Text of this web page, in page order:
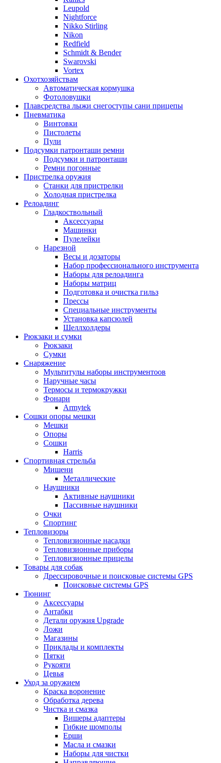
Leupold
Nightforce
Nikko Stirling
Nikon
Redfield
Schmidt & Bender
Swarovski
Vortex
Охотхозяйствам
Автоматическая кормушка
Фотоловушки
Плавсредства лыжи снегоступы сани прицепы
Пневматика
Винтовки
Пистолеты
Пули
Подсумки патронташи ремни
Подсумки и патронташи
Ремни погонные
Пристрелка оружия
Станки для пристрелки
Холодная пристрелка
Релоадинг
Гладкоствольный
Аксессуары
Машинки
Пулелейки
Нарезной
Весы и дозаторы
Набор профессионального инструмента
Наборы для релоадинга
Наборы матриц
Подготовка и очистка гильз
Прессы
Специальные инструменты
Установка капсюлей
Шеллхолдеры
Рюкзаки и сумки
Рюкзаки
Сумки
Снаряжение
Мультитулы наборы инструментоов
Наручные часы
Термосы и термокружки
Фонари
Armytek
Сошки опоры мешки
Мешки
Опоры
Сошки
Harris
Спортивная стрельба
Мишени
Металлические
Наушники
Активные наушники
Пассивные наушники
Очки
Спортинг
Тепловизоры
Тепловизионные насадки
Тепловизионные приборы
Тепловизионные прицелы
Товары для собак
Дрессировочные и поисковые системы GPS
Поисковые системы GPS
Тюнинг
Аксессуары
Антабки
Детали оружия Upgrade
Ложи
Магазины
Приклады и комплекты
Пятки
Рукояти
Цевья
Уход за оружием
Краска воронение
Обработка дерева
Чистка и смазка
Вишеры адаптеры
Гибкие шомполы
Ерши
Масла и смазки
Наборы для чистки